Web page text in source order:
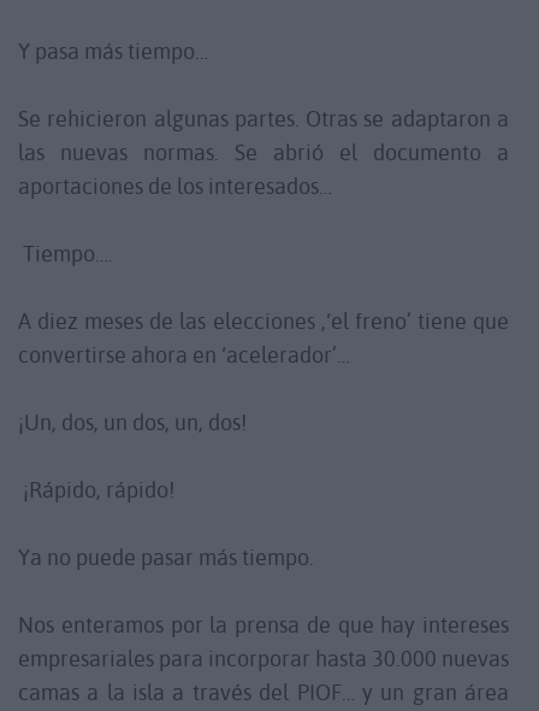
Y pasa más tiempo…
Se rehicieron algunas partes. Otras se adaptaron a
las nuevas normas. Se abrió el documento a
aportaciones de los interesados…
Tiempo….
A diez meses de las elecciones ,‘el freno’ tiene que
convertirse ahora en ‘acelerador’…
¡Un, dos, un dos, un, dos!
¡Rápido, rápido!
Ya no puede pasar más tiempo.
Nos enteramos por la prensa de que hay intereses
empresariales para incorporar hasta 30.000 nuevas
camas a la isla a través del PIOF… y un gran área